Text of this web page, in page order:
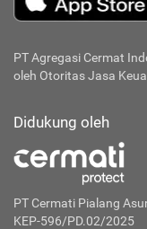
PT Agregasi Cermat
oleh Otoritas Jasa
Didukung oleh
PT Cermati Pialang
KEP-596/PD.02/2025